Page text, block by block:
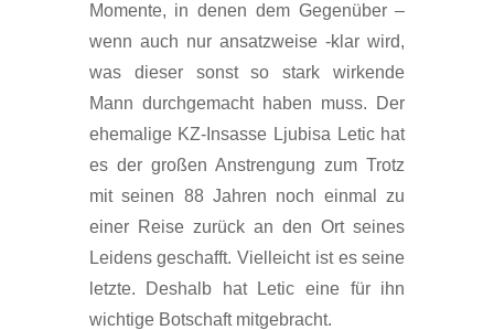
Momente, in denen dem Gegenüber –
wenn auch nur ansatzweise -klar wird,
was dieser sonst so stark wirkende
Mann durchgemacht haben muss. Der
ehemalige KZ-Insasse Ljubisa Letic hat
es der großen Anstrengung zum Trotz
mit seinen 88 Jahren noch einmal zu
einer Reise zurück an den Ort seines
Leidens geschafft. Vielleicht ist es seine
letzte. Deshalb hat Letic eine für ihn
wichtige Botschaft mitgebracht.